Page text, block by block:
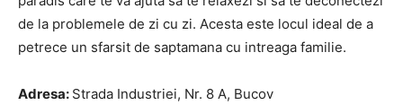
de la problemele de zi cu zi. Acesta este locul ideal de a
petrece un sfarsit de saptamana cu intreaga familie.
Adresa: Strada Industriei, Nr. 8 A, Bucov